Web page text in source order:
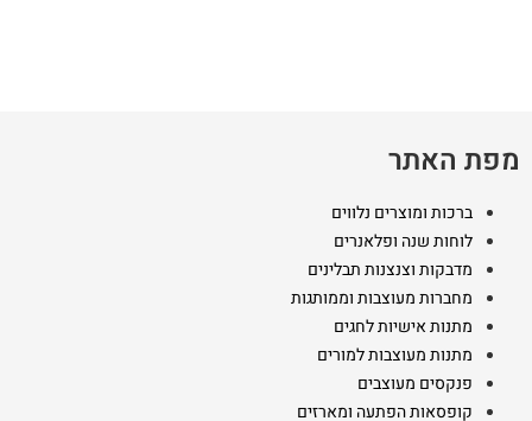
מפת האתר
ברכות ומוצרים נלווים
לוחות שנה ופלאנרים
מדבקות וצנצנות תבלינים
מחברות מעוצבות וממותגות
מתנות אישיות לחגים
מתנות מעוצבות למורים
פנקסים מעוצבים
קופסאות הפתעה ומארזים